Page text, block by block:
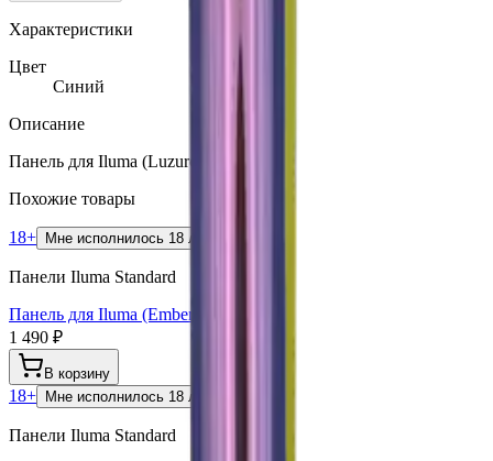
Характеристики
Цвет
Синий
Описание
Панель для Iluma (Luzure).
Похожие товары
18+ Мне исполнилось 18 лет
Панели Iluma Standard
Панель для Iluma (Ember)
1 490 ₽
В корзину
18+ Мне исполнилось 18 лет
Панели Iluma Standard